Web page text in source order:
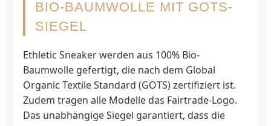
BIO-BAUMWOLLE MIT GOTS-
SIEGEL
Ethletic Sneaker werden aus 100% Bio-
Baumwolle gefertigt, die nach dem Global
Organic Textile Standard (GOTS) zertifiziert ist.
Zudem tragen alle Modelle das Fairtrade-Logo.
Das unabhängige Siegel garantiert, dass die